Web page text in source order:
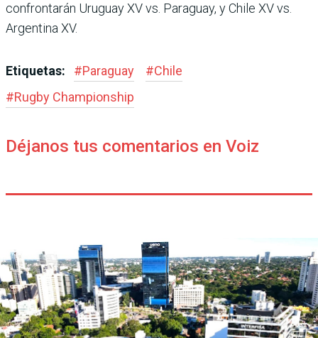
confrontarán Uruguay XV vs. Paraguay, y Chile XV vs.
Argentina XV.
Etiquetas: #Paraguay #Chile
#Rugby Champions­hip
Déjanos tus comentarios en Voiz